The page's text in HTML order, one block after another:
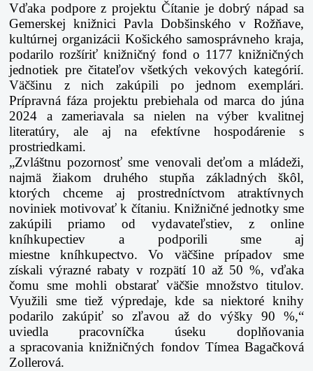
Vďaka podpore z projektu Čítanie je dobrý nápad sa
Gemerskej knižnici Pavla Dobšinského v Rožňave,
kultúrnej organizácii Košického samosprávneho kraja,
podarilo rozšíriť knižničný fond o 1177 knižničných
jednotiek pre čitateľov všetkých vekových kategórií.
Väčšinu z nich zakúpili po jednom exemplári.
Prípravná fáza projektu prebiehala od marca do júna
2024 azameriavala sa nielen na výber kvalitnej
literatúry, ale aj na efektívne hospodárenie s
prostriedkami.
„Zvláštnu pozornosť sme venovali deťom a mládeži,
najmä žiakom druhého stupňa základných škôl,
ktorých chceme aj prostredníctvom atraktívnych
noviniek motivovať k čítaniu. Knižničné jednotky sme
zakúpili priamo od vydavateľstiev, z online
kníhkupectiev a podporili sme aj
miestnekníhkupectvo. Vo väčšine prípadov sme
získali výrazné rabaty v rozpätí 10 až 50 %, vďaka
čomu smemohli obstarať väčšie množstvo titulov.
Využili sme tiež výpredaje, kde sa niektoré knihy
podarilo zakúpiť so zľavou až do výšky 90 %,“
uviedla pracovníčka úseku doplňovania
a spracovaniaknižničných fondov Tímea Bagačková
Zollerová.